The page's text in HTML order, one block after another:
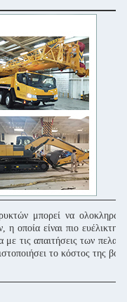
μπορεί να
οποία είναι πιο ευέλικτη
τις απαιτήσεις των
το κόστος της